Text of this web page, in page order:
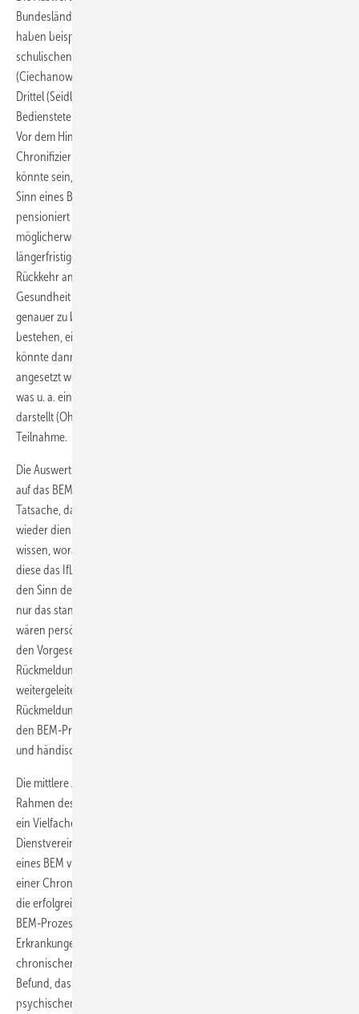
Bundesländern insgesamt gute Inanspruchnahme des Angebots. So
haben beispielsweise in Sachsen-Anhalt lediglich 26 % der
schulischen Bediensteten ein angebotenes BEM angenommen
(Ciechanowicz et al. 2016), in Sachsen waren es etwas mehr als ein
Drittel (Seidler u. Seibt 2014). Die Analysen zeigen jedoch auch, dass
Bedienstete über 60 Jahre nur zu einem Drittel das BEM annehmen.
Vor dem Hintergrund der schon diskutierten Gefahr der
Chronifizierung von Erkrankungen ist dieser Befund bedenklich. Es
könnte sein, dass schulische Bedienstete über 60 Jahre nicht den
Sinn eines BEM sehen, wenn sie ohnehin schon in wenigen Jahren
pensioniert werden. Auf der anderen Seite wird dabei von ihnen
möglicherweise nicht beachtet, dass sich die unter Umständen
längerfristige Arbeitsunfähigkeit und die weniger reibungslose
Rückkehr an den Arbeitsplatz auch langfristig negativ auf die
Gesundheit auswirken können. Es wäre an dieser Stelle wichtig,
genauer zu beleuchten, welche Beweggründe in dieser Altersgruppe
bestehen, ein BEM eher nicht wahrzunehmen. An diesen Gründen
könnte dann zur Verbesserung der Inanspruchnahme gezielt
angesetzt werden – sei es durch bessere Aufklärung und Information,
was u. a. einen wichtigen Gelingensfaktor im Rahmen von BEM
darstellt (Ohlbrecht et al. 2018), oder durch verstärkte Motivation zur
Teilnahme.
Die Auswertungen zeigen, dass in 14 % der Fälle keine Rückmeldung
auf das BEM-Angebot im IfL vorliegt. Unter Berücksichtigung der
Tatsache, dass die große Mehrzahl der Bediensteten nach dem BEM
wieder dienstfähig in den Schuldienst zurückgeht, wäre es relevant zu
wissen, woran es liegt, dass keine Rückmeldung gegeben wird bzw.
diese das IfL nicht erreicht. Es wäre denkbar, dass die Betroffenen
den Sinn der Maßnahme nicht verstehen, da zur Aufklärung oftmals
nur das standardisierte Anschreiben genutzt wird. Möglicherweise
wären persönliche Gespräche zur Aufklärung und Information durch
den Vorgesetzten hilfreich. Ebenfalls denkbar ist es, dass ein Teil der
Rückmeldungen zwar in der Schule ankommt, jedoch nicht an das IfL
weitergeleitet wird. Hier könnte es hilfreich sein, wenn die
Rückmeldung an das IfL als standardisierter, automatisierter Ablauf in
den BEM-Prozess implementiert würde, anstatt, wie aktuell, gescannt
und händisch von den Schulen verschickt zu werden.
Die mittlere AU-Zeit von knapp fünf Monaten bis zum Erstgespräch im
Rahmen des BEM verdeutlicht, dass die Dauer bis zum Gespräch um
ein Vielfaches höher ausfällt als es die gesetzlich geregelten/in der
Dienstvereinbarung geregelten sechs Wochen AU bis zum Angebot
eines BEM vorsehen. Dies ist besonders problematisch, da die Gefahr
einer Chronifizierung mit längerer Erkrankung steigt und damit auch
die erfolgreiche Wiederherstellung der Arbeitsfähigkeit mit Hilfe eines
BEM-Prozesses erschwert wird. Insbesondere bei psychischen
Erkrankungen ist eine Früherkennung zur Vermeidung von
chronischen Verläufen indiziert (Baer et al. 2011). Daher ist der
Befund, dass signifikant mehr AU-Tage bis zum Erstgespräch bei
psychischen Erkrankungen vorlagen als bei physischen